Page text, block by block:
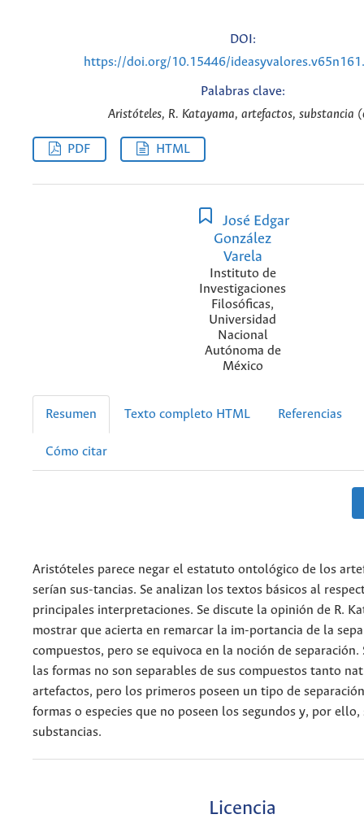
DOI:
https://doi.org/10.15446/
Palabras clave:
Aristóteles, R. Katayama, artefactos, substancia
PDF HTML
José Edgar
González
Varela
Instituto de
Investigaciones
Filosóficas,
Universidad
Nacional
Autónoma de
México
Resumen Texto completo HTML Referencias
Cómo citar
Aristóteles parece negar el estatuto ontológico de los
serían sus-tancias. Se analizan los textos básicos al
principales interpretaciones. Se discute la opinión de R.
mostrar que acierta en remarcar la im-portancia de la
compuestos, pero se equivoca en la noción de separación.
las formas no son separables de sus compuestos tanto
artefactos, pero los primeros poseen un tipo de
formas o especies que no poseen los segundos y, por ello,
substancias.
Licencia